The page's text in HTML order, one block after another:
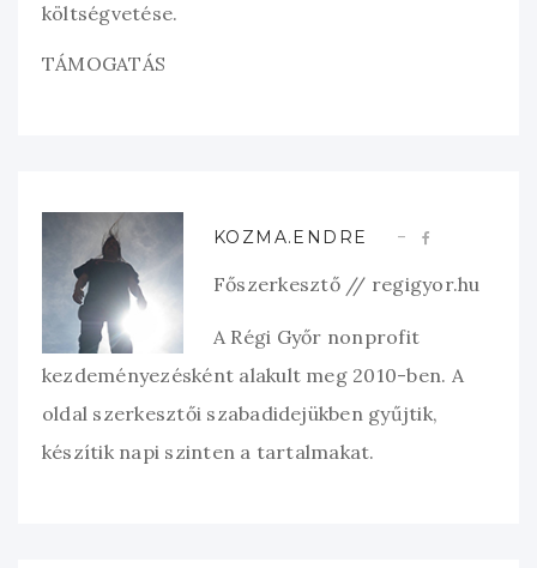
költségvetése.
TÁMOGATÁS
KOZMA.ENDRE
Főszerkesztő // regigyor.hu
A Régi Győr nonprofit
kezdeményezésként alakult meg 2010-ben. A
oldal szerkesztői szabadidejükben gyűjtik,
készítik napi szinten a tartalmakat.